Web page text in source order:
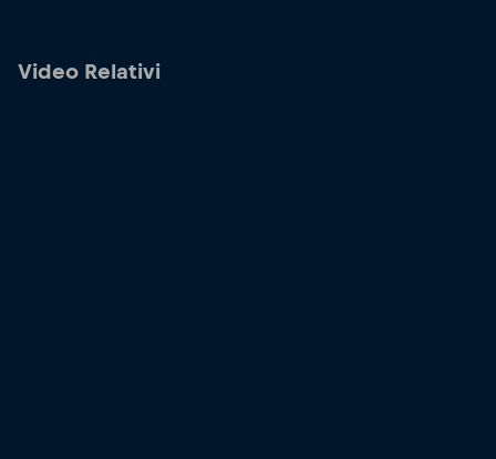
Video Relativi